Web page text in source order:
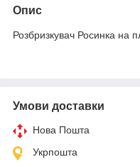
Опис
Розбризкувач Росинка на
Умови доставки
Нова Пошта
Укрпошта